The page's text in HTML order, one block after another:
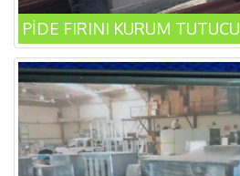
PİDE FIRINI KURUM TUTUCU